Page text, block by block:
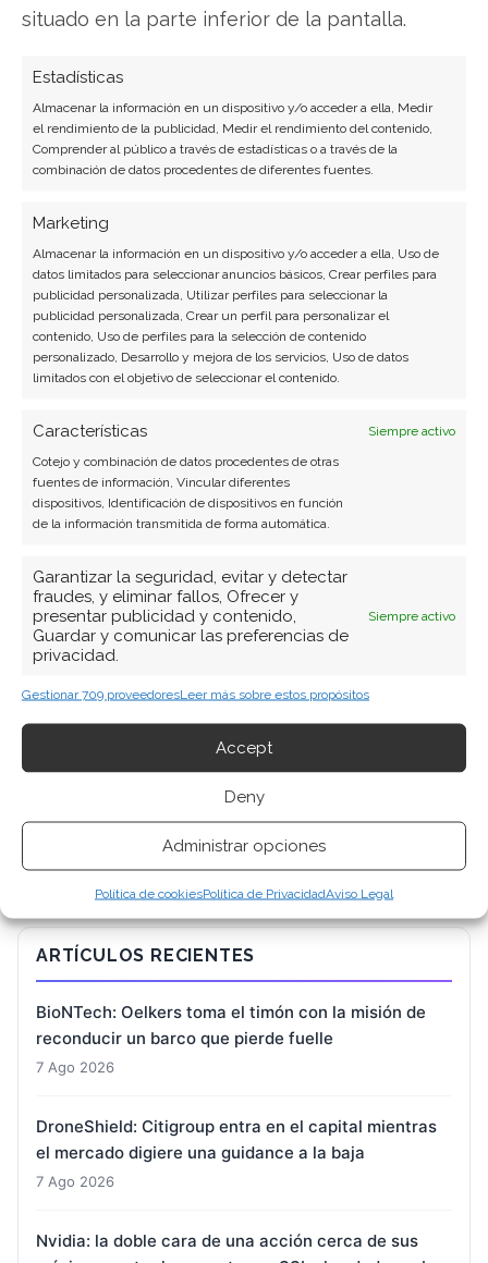
situado en la parte inferior de la pantalla.
Estadísticas
Almacenar la información en un dispositivo y/o acceder a ella, Medir
el rendimiento de la publicidad, Medir el rendimiento del contenido,
Comprender al público a través de estadísticas o a través de la
combinación de datos procedentes de diferentes fuentes.
Marketing
Almacenar la información en un dispositivo y/o acceder a ella, Uso de
datos limitados para seleccionar anuncios básicos, Crear perfiles para
publicidad personalizada, Utilizar perfiles para seleccionar la
publicidad personalizada, Crear un perfil para personalizar el
contenido, Uso de perfiles para la selección de contenido
personalizado, Desarrollo y mejora de los servicios, Uso de datos
limitados con el objetivo de seleccionar el contenido.
Características
Siempre activo
Cotejo y combinación de datos procedentes de otras
fuentes de información, Vincular diferentes
dispositivos, Identificación de dispositivos en función
de la información transmitida de forma automática.
Garantizar la seguridad, evitar y detectar
fraudes, y eliminar fallos, Ofrecer y
presentar publicidad y contenido,
Guardar y comunicar las preferencias de
privacidad.
Siempre activo
Gestionar 709 proveedoresLeer más sobre estos propósitos
Accept
Deny
Administrar opciones
Política de cookiesPolítica de PrivacidadAviso Legal
LinkedIn
SOBRE EL AUTOR
Carmen Ruiz López
Periodista especializada en tecnología y
transformación digital con más de 8 años de
ciberseguridad y startups tecnológicas.
Ver todos los artículos →
ARTÍCULOS RECIENTES
BioNTech: Oelkers toma el timón con la misión de
reconducir un barco que pierde fuelle
7 Ago 2026
DroneShield: Citigroup entra en el capital mientras
el mercado digiere una guidance a la baja
7 Ago 2026
Nvidia: la doble cara de una acción cerca de sus